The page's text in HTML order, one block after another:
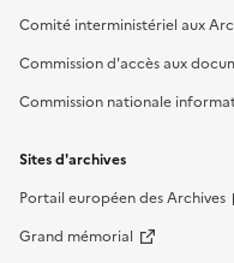
Comité interministériel aux
Commission d'accès aux
Commission nationale
Sites d'archives
Portail européen des Archives
Grand mémorial